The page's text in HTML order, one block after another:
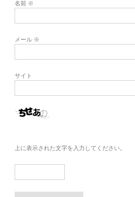
名前 ※
メール ※
サイト
上に表示された文字を入力してください。